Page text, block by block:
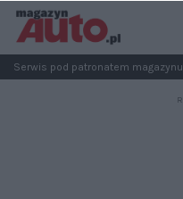
Serwis pod patronatem magazynu